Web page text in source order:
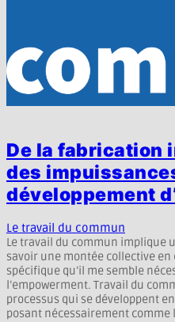
De la
des
développement
Le travail du commun
Le travail du commun implique
savoir une montée collective en
spécifique qu’il me semble
l’empowerment. Travail du
processus qui se développent
posant nécessairement comme